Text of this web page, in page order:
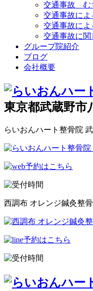
交通事故 む
交通事故によ
交通事故に
交通事故に関
グループ院紹介
ブログ
会社概要
東京都武蔵野市
らいおんハート整骨院
西調布 オレンジ鍼灸整